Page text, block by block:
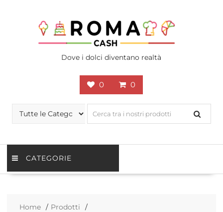
Dove i dolci diventano realtà
0 0
CATEGORIE
Home
Prodotti